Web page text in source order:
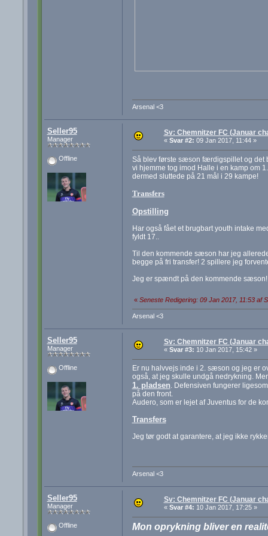
Arsenal <3
Seller95
Manager
Offline
Sv: Chemnitzer FC (Januar
« Svar #2: 09 Jan 2017, 11:44 »
Så blev første sæson færdigspillet og det
vi hjemme tog imod Halle i en kamp om
dermed sluttede på 21 mål i 29 kampe!
Transfers
Opstilling
Har også fået et brugbart youth intake
fyldt 17..
Til den kommende sæson har jeg
begge på fri transfer! 2 spillere jeg
Jeg er spændt på den kommende sæson!
« Seneste Redigering: 09 Jan 2017, 11:53 af
Arsenal <3
Seller95
Manager
Offline
Sv: Chemnitzer FC (Januar
« Svar #3: 10 Jan 2017, 15:42 »
Er nu halvvejs inde i 2. sæson og jeg er
også, at jeg skulle undgå nedrykning.
1. pladsen . Defensiven fungerer
på den front.
Audero, som er lejet af Juventus for de
Transfers
Jeg tør godt at garantere, at jeg ikke
Arsenal <3
Seller95
Manager
Offline
Sv: Chemnitzer FC (Januar
« Svar #4: 10 Jan 2017, 17:25 »
Mon oprykning bliver en